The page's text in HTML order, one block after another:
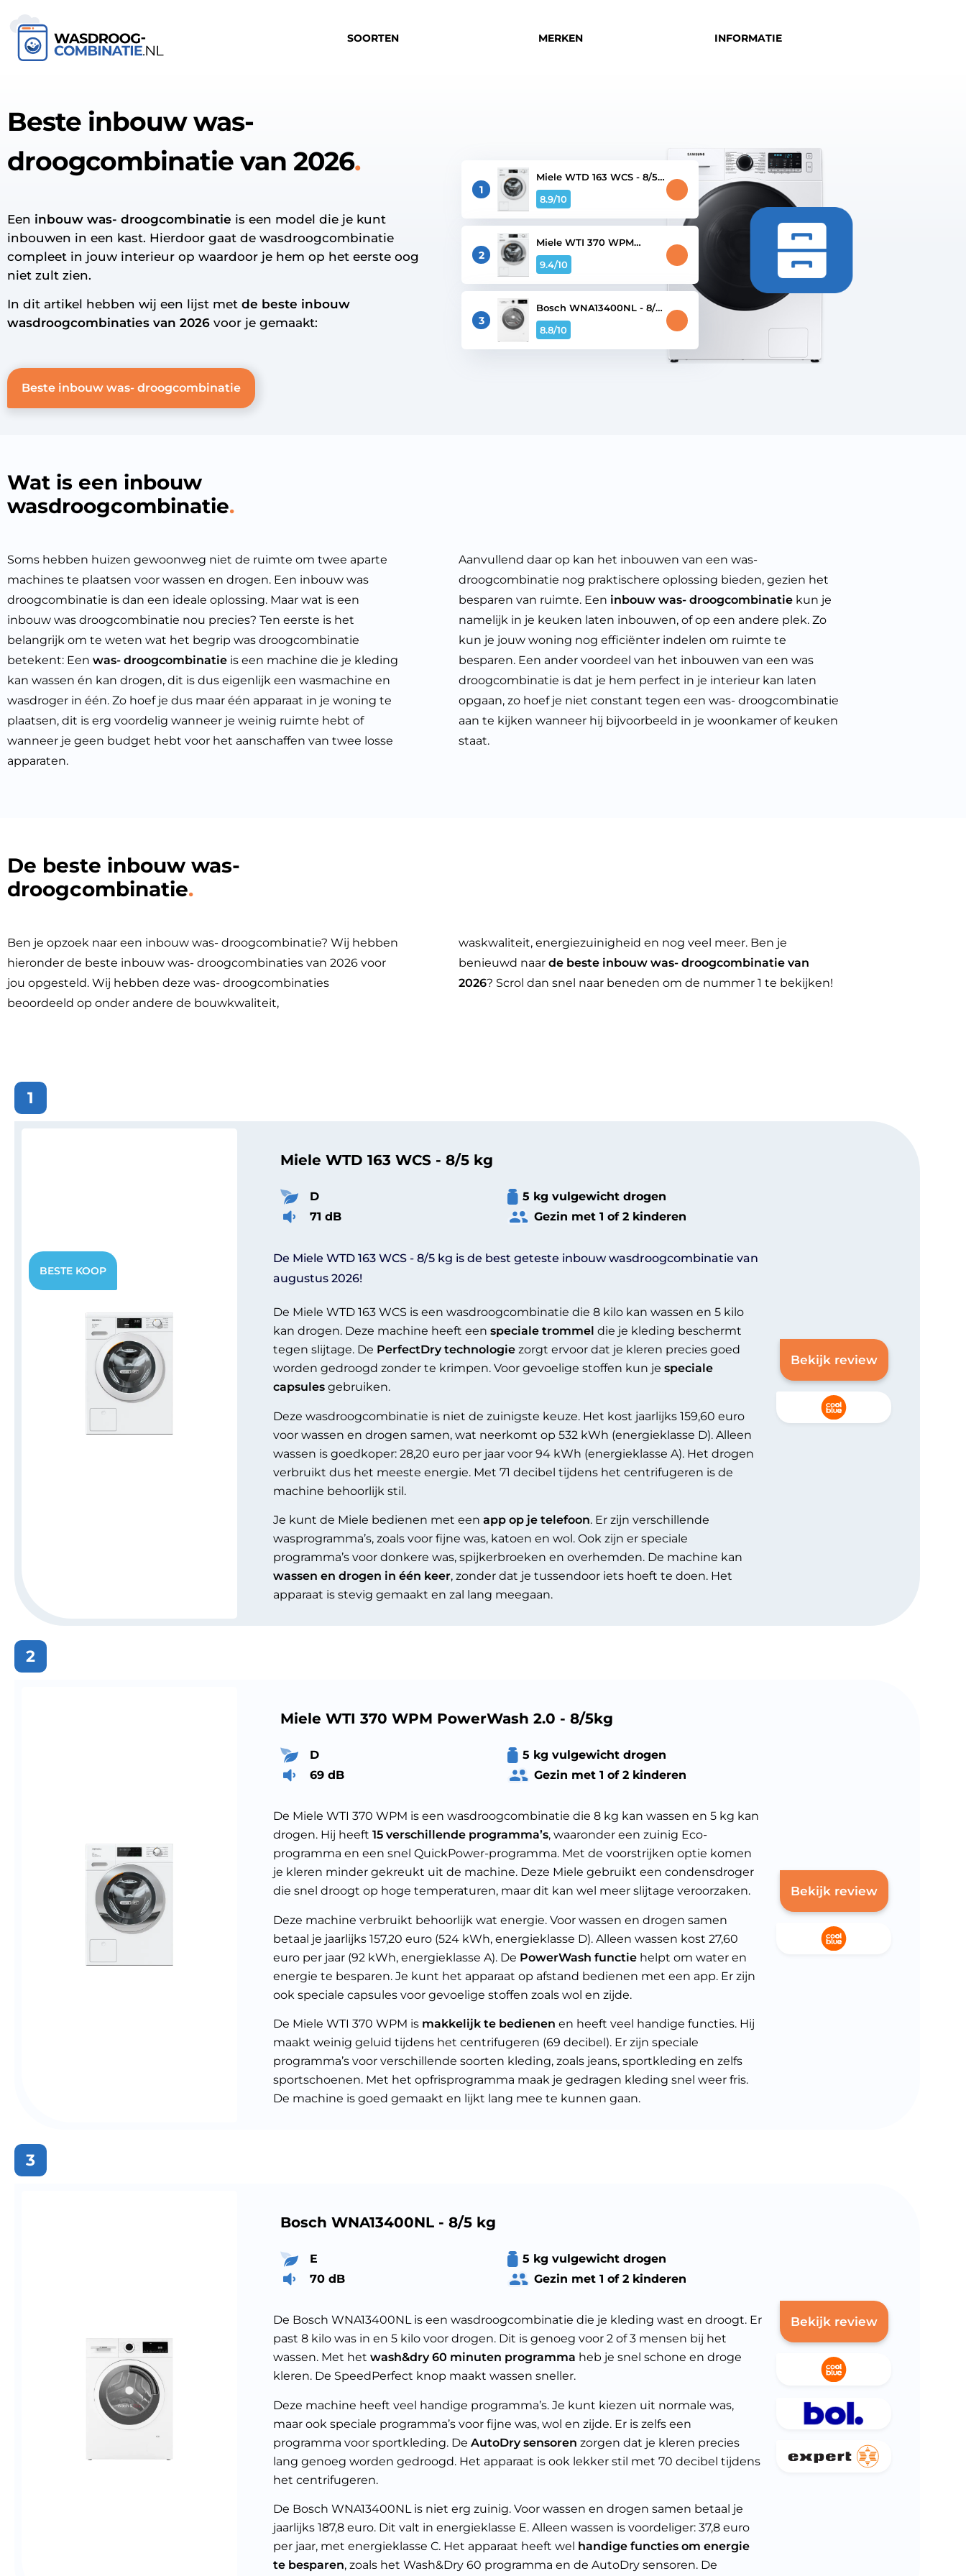
SOORTEN MERKEN INFORMATIE
Beste inbouw was-
droogcombinatie van 2026
Een inbouw was- droogcombinatie is een model die je kunt
inbouwen in een kast. Hierdoor gaat de wasdroogcombinatie
compleet in jouw interieur op waardoor je hem op het eerste oog
niet zult zien.
In dit artikel hebben wij een lijst met de beste inbouw
wasdroogcombinaties van 2026 voor je gemaakt:
Beste inbouw was- droogcombinatie
1
Miele WTD 163 WCS - 8/5
kg
8.9/10
2
Miele WTI 370 WPM
PowerWash 2.0 - 8/5kg
9.4/10
3
Bosch WNA13400NL - 8/5
kg
8.8/10
Wat is een inbouw
wasdroogcombinatie
Soms hebben huizen gewoonweg niet de ruimte om twee aparte
machines te plaatsen voor wassen en drogen. Een inbouw was
droogcombinatie is dan een ideale oplossing. Maar wat is een
inbouw was droogcombinatie nou precies? Ten eerste is het
belangrijk om te weten wat het begrip was droogcombinatie
betekent: Een was- droogcombinatie is een machine die je kleding
kan wassen én kan drogen, dit is dus eigenlijk een wasmachine en
wasdroger in één. Zo hoef je dus maar één apparaat in je woning te
plaatsen, dit is erg voordelig wanneer je weinig ruimte hebt of
wanneer je geen budget hebt voor het aanschaffen van twee losse
apparaten.
Aanvullend daar op kan het inbouwen van een was-
droogcombinatie nog praktischere oplossing bieden, gezien het
besparen van ruimte. Een inbouw was- droogcombinatie kun je
namelijk in je keuken laten inbouwen, of op een andere plek. Zo
kun je jouw woning nog efficiënter indelen om ruimte te
besparen. Een ander voordeel van het inbouwen van een was
droogcombinatie is dat je hem perfect in je interieur kan laten
opgaan, zo hoef je niet constant tegen een was- droogcombinatie
aan te kijken wanneer hij bijvoorbeeld in je woonkamer of keuken
staat.
De beste inbouw was-
droogcombinatie
Ben je opzoek naar een inbouw was- droogcombinatie? Wij hebben
hieronder de beste inbouw was- droogcombinaties van 2026 voor
jou opgesteld. Wij hebben deze was- droogcombinaties
beoordeeld op onder andere de bouwkwaliteit,
waskwaliteit, energiezuinigheid en nog veel meer. Ben je
benieuwd naar de beste inbouw was- droogcombinatie van
2026? Scrol dan snel naar beneden om de nummer 1 te bekijken!
1
Miele WTD 163 WCS - 8/5 kg
D
5 kg vulgewicht drogen
71 dB
Gezin met 1 of 2 kinderen
De Miele WTD 163 WCS - 8/5 kg is de best geteste inbouw wasdroogcombinatie van
augustus 2026!
De Miele WTD 163 WCS is een wasdroogcombinatie die 8 kilo kan wassen en 5 kilo
kan drogen. Deze machine heeft een speciale trommel die je kleding beschermt
tegen slijtage. De PerfectDry technologie zorgt ervoor dat je kleren precies goed
worden gedroogd zonder te krimpen. Voor gevoelige stoffen kun je speciale
capsules gebruiken.
Deze wasdroogcombinatie is niet de zuinigste keuze. Het kost jaarlijks 159,60 euro
voor wassen en drogen samen, wat neerkomt op 532 kWh (energieklasse D). Alleen
wassen is goedkoper: 28,20 euro per jaar voor 94 kWh (energieklasse A). Het drogen
verbruikt dus het meeste energie. Met 71 decibel tijdens het centrifugeren is de
machine behoorlijk stil.
Je kunt de Miele bedienen met een app op je telefoon. Er zijn verschillende
wasprogramma’s, zoals voor fijne was, katoen en wol. Ook zijn er speciale
programma’s voor donkere was, spijkerbroeken en overhemden. De machine kan
wassen en drogen in één keer, zonder dat je tussendoor iets hoeft te doen. Het
apparaat is stevig gemaakt en zal lang meegaan.
Bekijk review
2
Miele WTI 370 WPM PowerWash 2.0 - 8/5kg
D
5 kg vulgewicht drogen
69 dB
Gezin met 1 of 2 kinderen
De Miele WTI 370 WPM is een wasdroogcombinatie die 8 kg kan wassen en 5 kg kan
drogen. Hij heeft 15 verschillende programma’s, waaronder een zuinig Eco-
programma en een snel QuickPower-programma. Met de voorstrijken optie komen
je kleren minder gekreukt uit de machine. Deze Miele gebruikt een condensdroger
die snel droogt op hoge temperaturen, maar dit kan wel meer slijtage veroorzaken.
Deze machine verbruikt behoorlijk wat energie. Voor wassen en drogen samen
betaal je jaarlijks 157,20 euro (524 kWh, energieklasse D). Alleen wassen kost 27,60
euro per jaar (92 kWh, energieklasse A). De PowerWash functie helpt om water en
energie te besparen. Je kunt het apparaat op afstand bedienen met een app. Er zijn
ook speciale capsules voor gevoelige stoffen zoals wol en zijde.
De Miele WTI 370 WPM is makkelijk te bedienen en heeft veel handige functies. Hij
maakt weinig geluid tijdens het centrifugeren (69 decibel). Er zijn speciale
programma’s voor verschillende soorten kleding, zoals jeans, sportkleding en zelfs
sportschoenen. Met het opfrisprogramma maak je gedragen kleding snel weer fris.
De machine is goed gemaakt en lijkt lang mee te kunnen gaan.
Bekijk review
3
Bosch WNA13400NL - 8/5 kg
E
5 kg vulgewicht drogen
70 dB
Gezin met 1 of 2 kinderen
De Bosch WNA13400NL is een wasdroogcombinatie die je kleding wast en droogt. Er
past 8 kilo was in en 5 kilo voor drogen. Dit is genoeg voor 2 of 3 mensen bij het
wassen. Met het wash&dry 60 minuten programma heb je snel schone en droge
kleren. De SpeedPerfect knop maakt wassen sneller.
Deze machine heeft veel handige programma’s. Je kunt kiezen uit normale was,
maar ook speciale programma’s voor fijne was, wol en zijde. Er is zelfs een
programma voor sportkleding. De AutoDry sensoren zorgen dat je kleren precies
lang genoeg worden gedroogd. Het apparaat is ook lekker stil met 70 decibel tijdens
het centrifugeren.
De Bosch WNA13400NL is niet erg zuinig. Voor wassen en drogen samen betaal je
jaarlijks 187,8 euro. Dit valt in energieklasse E. Alleen wassen is voordeliger: 37,8 euro
per jaar, met energieklasse C. Het apparaat heeft wel handige functies om energie
te besparen, zoals het Wash&Dry 60 programma en de AutoDry sensoren. De
Bekijk review